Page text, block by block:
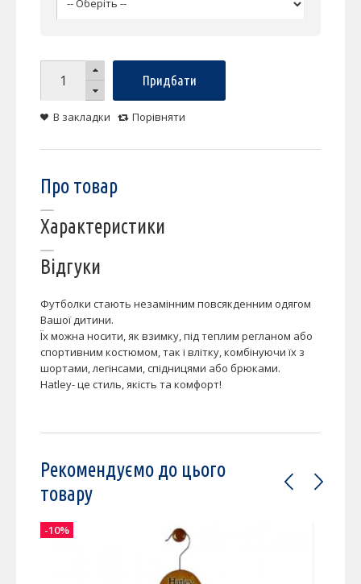
Придбати
В закладки Порівняти
Про товар
Характеристики
Відгуки
Футболки стають незамінним повсякденним одягом
Вашої дитини.
Їх можна носити, як взимку, під теплим регланом або
спортивним костюмом, так і влітку, комбінуючи їх з
шортами, легінсами, спідницями або брюками.
Hatley- це стиль, якість та комфорт!
Рекомендуємо до цього
товару
-10%